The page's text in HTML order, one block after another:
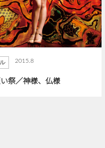
2015.8
祭／神様、仏様